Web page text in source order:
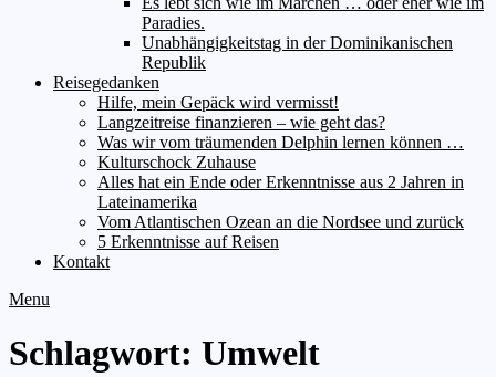
Paradies.
Unabhängigkeitstag in der Dominikanischen
Republik
Reisegedanken
Hilfe, mein Gepäck wird vermisst!
Langzeitreise finanzieren – wie geht das?
Was wir vom träumenden Delphin lernen können …
Kulturschock Zuhause
Alles hat ein Ende oder Erkenntnisse aus 2 Jahren in
Lateinamerika
Vom Atlantischen Ozean an die Nordsee und zurück
5 Erkenntnisse auf Reisen
Kontakt
Menu
Schlagwort: Umwelt